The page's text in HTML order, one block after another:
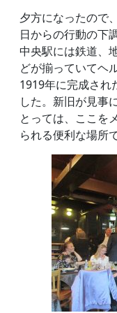
夕方になったので
日からの行動の下調
中央駅には鉄道、
どが揃っていてヘ
1919年に完成され
した。新旧が見事
とっては、ここを
られる便利な場所で